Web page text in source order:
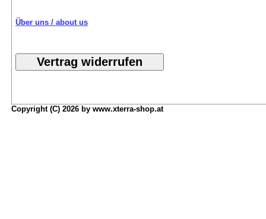
Über uns / about us
Copyright (C) 2026 by www.xterra-shop.at